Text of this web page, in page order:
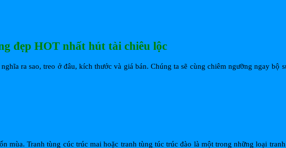
đẹp HOT nhất hút tài chiêu lộc
ra sao, treo ở đâu, kích thước và giá bán. Chúng ta sẽ cùng chiêm ngưỡng ngay bộ
mùa. Tranh tùng cúc trúc mai hoặc tranh tùng túc trúc đào là một trong những loại